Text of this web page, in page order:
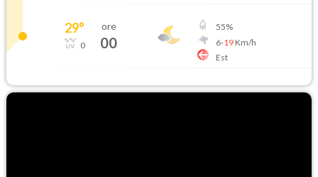
29°
0
ore
00
55%
6-19Km/h
Est